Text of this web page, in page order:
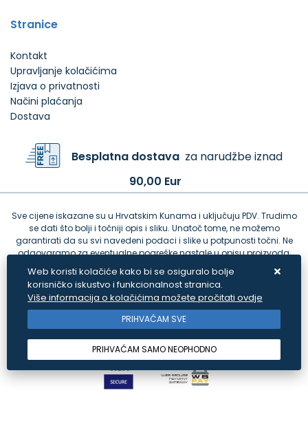
Stranice
Kontakt
Upravljanje kolačićima
Izjava o privatnosti
Načini plaćanja
Dostava
Besplatna dostavaza narudžbe iznad
90,00 Eur
Sve cijene iskazane su u Hrvatskim Kunama i uključuju PDV. Trudimo
se dati što bolji i točniji opis i sliku. Unatoč tome, ne možemo
garantirati da su svi navedeni podaci i slike u potpunosti točni. Ne
odgovaramo za eventualne pogreške nastale u opisu proizvoda,
greške prilikom štampanja te promjene cijena.
Web koristi kolačiće kako bi se osiguralo bolje
korisničko iskustvo i funkcionalnost stranica.
Više informacija o kolačićima možete pročitati ovdje
PRIHVAĆAM SVE
PRIHVAĆAM SAMO NEOPHODNO